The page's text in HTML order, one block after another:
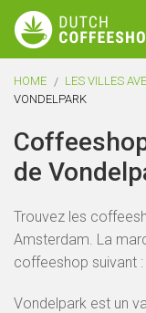
HOME LES VILLES
VONDELPARK
de
Trouvez les
Amsterdam. La
coffeeshop suivant :
Vondelpark est un